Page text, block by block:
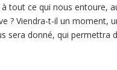
tout ce qui nous entoure,
? Viendra-t-il un moment,
sera donné, qui permettra